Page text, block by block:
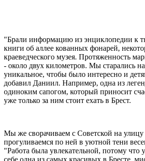
"Брали информацию из энциклопедии к
книги об аллее кованных фонарей,
краеведческого музея. Протяженность
- около двух километров. Мы старались
уникальное, чтобы было интересно и
добавил Даниил. Например, одна из
одиноким сапогом, который приносит
уже только за ним стоит ехать в Брест.
Мы же сворачиваем с Советской на
прогуливаемся по ней в уютной тени
"Работа была увлекательной, потому что
себе одна из самых красивых в Бресте,